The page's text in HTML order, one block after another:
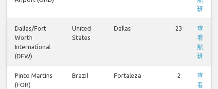
班
Dallas/Fort
Worth
International
(DFW)
United
States
Dallas 23
查
看
航
班
Pinto Martins
(FOR)
Brazil Fortaleza 2
查
看